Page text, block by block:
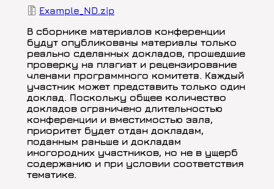
Document
Example_ND.zip
В сборнике материалов конференции
будут опубликованы материалы только
реально сделанных докладов, прошедшие
проверку на плагиат и рецензирование
членами программного комитета. Каждый
участник может представить только один
доклад. Поскольку общее количество
докладов ограничено длительностью
конференции и вместимостью зала,
приоритет будет отдан докладам,
поданным раньше и докладам
иногородних участников, но не в ущерб
содержанию и при условии соответствия
тематике.